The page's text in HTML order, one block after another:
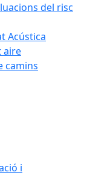
del risc
Acústica
aire
camins
i